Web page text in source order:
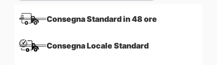
Consegna Standard in 48 ore
Consegna Locale Standard